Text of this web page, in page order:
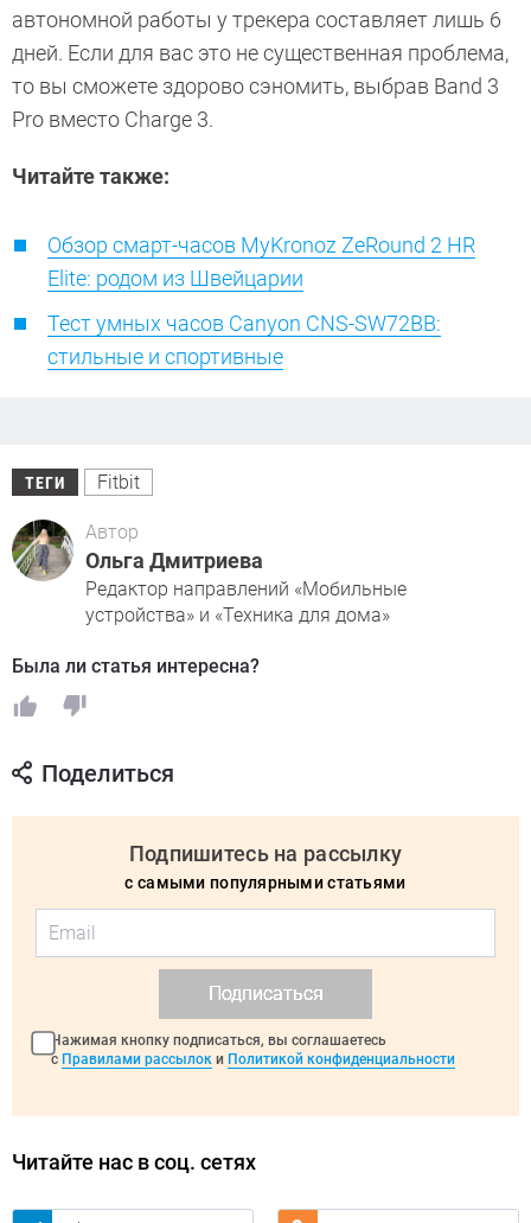
автономной работы у трекера составляет лишь 6
дней. Если для вас это не существенная проблема,
то вы сможете здорово сэномить, выбрав Band 3
Pro вместо Charge 3.
Читайте также:
Обзор смарт-часов MyKronoz ZeRound 2 HR
Elite: родом из Швейцарии
Тест умных часов Canyon CNS-SW72BB:
стильные и спортивные
ТЕГИ Fitbit
Автор
Ольга Дмитриева
Редактор направлений «Мобильные
устройства» и «Техника для дома»
Была ли статья интересна?
Поделиться
Подпишитесь на рассылку
с самыми популярными статьями
Подписаться
Нажимая кнопку подписаться, вы соглашаетесь
с Правилами рассылок и Политикой конфиденциальности
Читайте нас в соц. сетях